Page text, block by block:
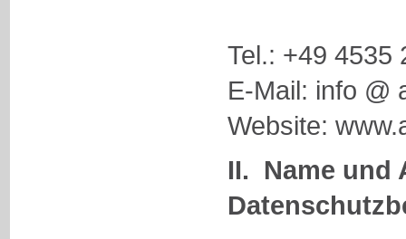
Tel.: +49 4535
E-Mail: info @
Website:
II. Name und